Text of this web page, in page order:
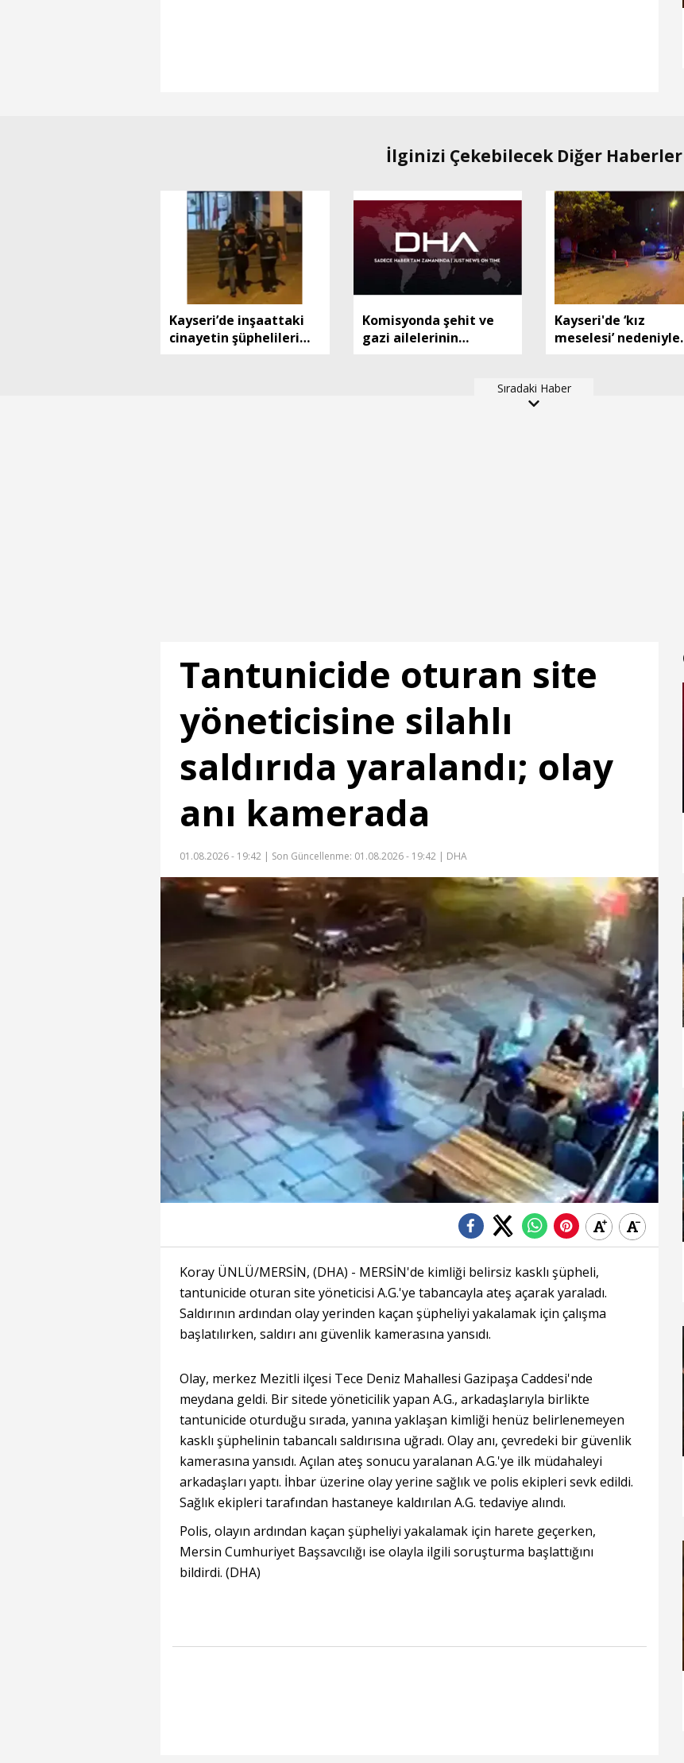
İlginizi Çekebilecek Diğer Haberler
Kayseri’de inşaattaki
cinayetin şüphelileri
Komisyonda şehit ve
gazi ailelerinin
Kayseri'de ‘kız
meselesi’ nedeniyle
Sıradaki Haber
Tantunicide oturan site
yöneticisine silahlı
saldırıda yaralandı; olay
anı kamerada
01.08.2026 - 19:42 | Son Güncellenme: 01.08.2026 - 19:42 | DHA
Koray ÜNLÜ/MERSİN, (DHA) - MERSİN'de kimliği belirsiz kasklı şüpheli,
tantunicide oturan site yöneticisi A.G.'ye tabancayla ateş açarak yaraladı.
Saldırının ardından olay yerinden kaçan şüpheliyi yakalamak için çalışma
başlatılırken, saldırı anı güvenlik kamerasına yansıdı.
Olay, merkez Mezitli ilçesi Tece Deniz Mahallesi Gazipaşa Caddesi'nde
meydana geldi. Bir sitede yöneticilik yapan A.G., arkadaşlarıyla birlikte
tantunicide oturduğu sırada, yanına yaklaşan kimliği henüz belirlenemeyen
kasklı şüphelinin tabancalı saldırısına uğradı. Olay anı, çevredeki bir güvenlik
kamerasına yansıdı. Açılan ateş sonucu yaralanan A.G.'ye ilk müdahaleyi
arkadaşları yaptı. İhbar üzerine olay yerine sağlık ve polis ekipleri sevk edildi.
Sağlık ekipleri tarafından hastaneye kaldırılan A.G. tedaviye alındı.
Polis, olayın ardından kaçan şüpheliyi yakalamak için harete geçerken,
Mersin Cumhuriyet Başsavcılığı ise olayla ilgili soruşturma başlattığını
bildirdi. (DHA)